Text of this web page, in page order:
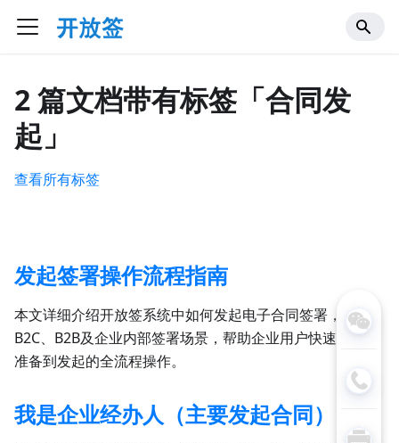
2 篇文档带有标签「合同发
起」
查看所有标签
发起签署操作流程指南
本文详细介绍开放签系统中如何发起电子合同签署，涵盖
B2C、B2B及企业内部签署场景，帮助企业用户快速掌握从
准备到发起的全流程操作。
我是企业经办人（主要发起合同）